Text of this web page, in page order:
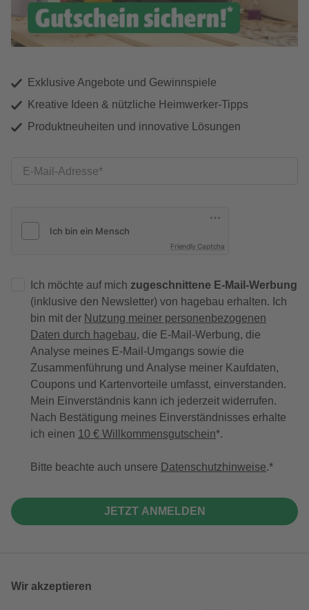
Exklusive Angebote und Gewinnspiele
Kreative Ideen & nützliche Heimwerker-Tipps
Produktneuheiten und innovative Lösungen
E-Mail-Adresse
Friendly Captcha
Ich möchte auf mich zugeschnittene E-Mail-Werbung
(inklusive den Newsletter) von hagebau erhalten. Ich
bin mit der Nutzung meiner personenbezogenen
Daten durch hagebau, die E-Mail-Werbung, die
Analyse meines E-Mail-Umgangs sowie die
Zusammenführung und Analyse meiner Kaufdaten,
Coupons und Kartenvorteile umfasst, einverstanden.
Mein Einverständnis kann ich jederzeit widerrufen.
Nach Bestätigung meines Einverständnisses erhalte
ich einen 10 € Willkommensgutschein*.
Bitte beachte auch unsere Datenschutzhinweise.
JETZT ANMELDEN
Wir akzeptieren